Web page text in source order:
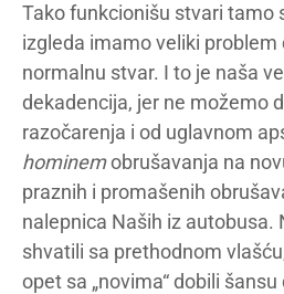
Tako funkcionišu stvari tamo
izgleda imamo veliki
normalnu stvar. I to je naša
dekadencija, jer ne možemo
razočarenja i od uglavnom
hominemobrušavanja na
praznih i promašenih
nalepnica Naših iz autobusa.
shvatili sa prethodnom
opet sa „novima“ dobili